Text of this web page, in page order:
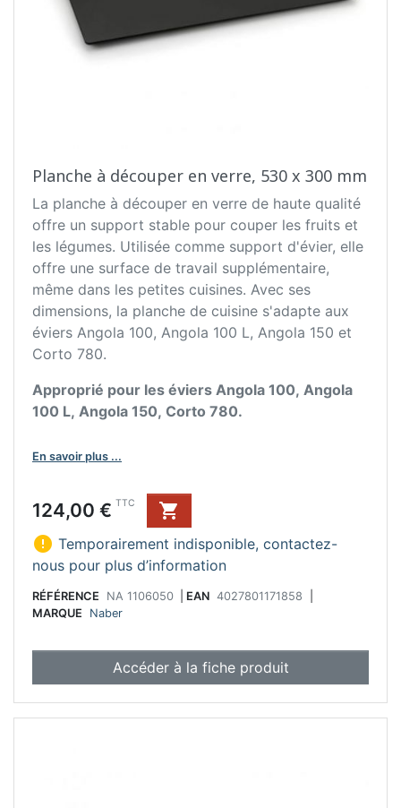
Planche à découper en verre, 530 x 300 mm
La planche à découper en verre de haute qualité
offre un support stable pour couper les fruits et
les légumes. Utilisée comme support d'évier, elle
offre une surface de travail supplémentaire,
même dans les petites cuisines. Avec ses
dimensions, la planche de cuisine s'adapte aux
éviers Angola 100, Angola 100 L, Angola 150 et
Corto 780.
Approprié pour les éviers Angola 100, Angola
100 L, Angola 150, Corto 780.
En savoir plus ...
Prix
124,00 € TTC

 Temporairement indisponible, contactez-
nous pour plus d’information
RÉFÉRENCE NA 1106050 EAN 4027801171858
MARQUE
Naber
Accéder à la fiche produit